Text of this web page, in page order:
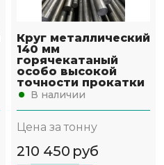
Круг металлический
140 мм
горячекатаный
особо высокой
точности прокатки
В наличии
Цена за тонну
210 450 руб